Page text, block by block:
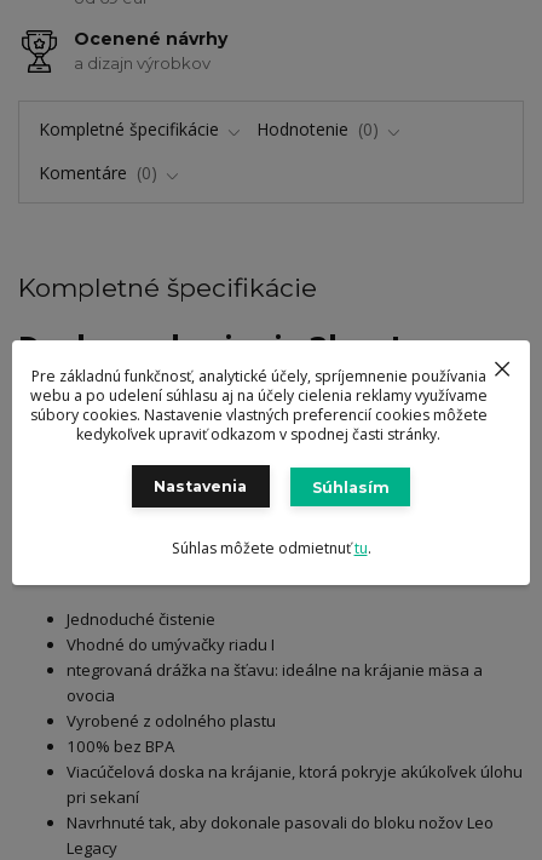
Ocenené návrhy
a dizajn výrobkov
Kompletné špecifikácie Hodnotenie
0
Komentáre
0
Kompletné špecifikácie
Dosky na krajanie 3ks - Leo
Tieto farebné dosky na krájanie sú ideálne na organizáciu úloh
krájania počas prípravy jedla. Na prípravu mäsa, zeleniny, zemiakov
alebo čohokoľvek iného používajte vždy rovnakú farbu. Oddelené
uchovávanie zeleniny a mäsa zaisťuje dodržiavanie najvyšších
hygienických noriem
Jednoduché čistenie
Vhodné do umývačky riadu I
ntegrovaná drážka na šťavu: ideálne na krájanie mäsa a
ovocia
Vyrobené z odolného plastu
1 00% bez BPA
Viacúčelová doska na krájanie, ktorá pokryje akúkoľvek úlohu
pri sekaní
Navrhnuté tak, aby dokonale pasovali do bloku nožov Leo
Legacy
Pre základnú funkčnosť, analytické účely, spríjemnenie používania
webu a po udelení súhlasu aj na účely cielenia reklamy využívame
súbory cookies. Nastavenie vlastných preferencií cookies môžete
kedykoľvek upraviť odkazom v spodnej časti stránky.
Nastavenia Súhlasím
Súhlas môžete odmietnuťtu.